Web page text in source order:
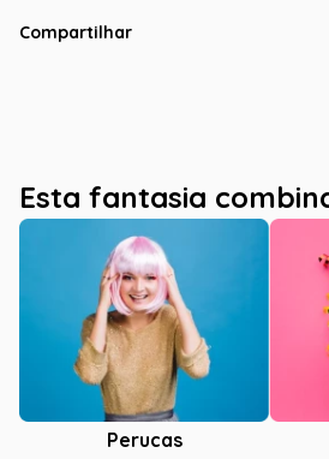
Compartilhar
Esta fantasia
Perucas